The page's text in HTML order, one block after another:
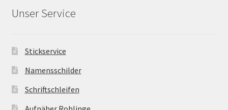
Unser Service
Stickservice
Namensschilder
Schriftschleifen